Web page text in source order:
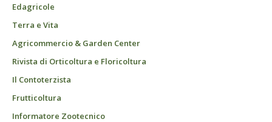
Edagricole
Terra e Vita
Agricommercio & Garden Center
Rivista di Orticoltura e Floricoltura
Il Contoterzista
Frutticoltura
Informatore Zootecnico